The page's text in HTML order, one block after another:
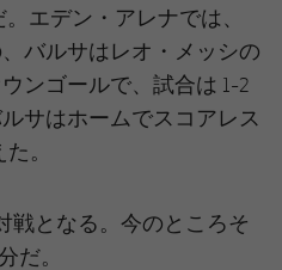
エデン・アレナでは、
バルサはレオ・メッシの
ンゴールで、試合は 1-2
サはホームでスコアレス
。
戦となる。今のところそ
だ。